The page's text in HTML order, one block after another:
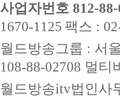
사업자번호 812-
1670-1125 팩스 :
월드방송그룹 : 서
108-88-02708 멀
월드방송itv법인사